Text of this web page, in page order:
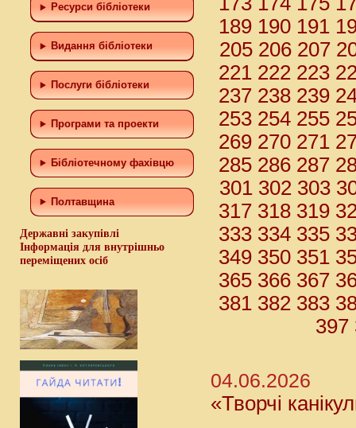
Ресурси бібліотеки
Видання бібліотеки
Послуги бібліотеки
Програми та проекти
Бiблiотечному фахiвцю
Полтавщина
Державні закупівлі
Інформація для внутрішньо
переміщених осіб
189 190 191
205 206 207
221 222 223
237 238 239
253 254 255
269 270 271
285 286 287
301 302 303
317 318 319
333 334 335
349 350 351
365 366 367
381 382 383
397
04.06.2026
«Творчі